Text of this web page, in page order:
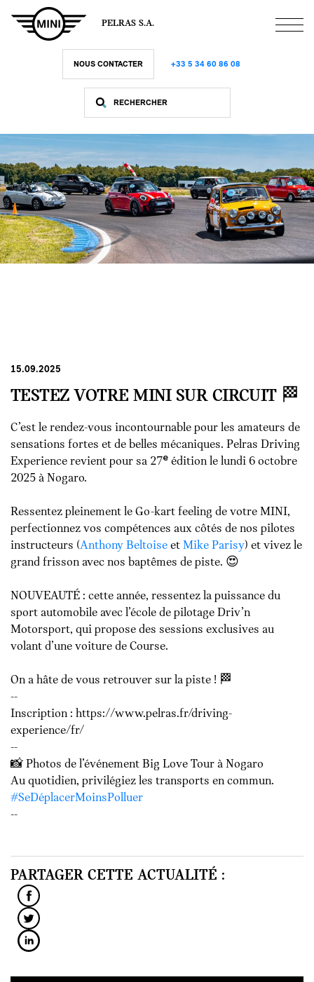
contenu
PELRAS S.A.
NOUS CONTACTER +33 5 34 60 86 08
15.09.2025
TESTEZ VOTRE MINI SUR CIRCUIT 🏁
C’est le rendez-vous incontournable pour les amateurs de
sensations fortes et de belles mécaniques. Pelras Driving
Experience revient pour sa 27ᵉ édition le lundi 6 octobre
2025 à Nogaro.
Ressentez pleinement le Go-kart feeling de votre MINI,
perfectionnez vos compétences aux côtés de nos pilotes
instructeurs (Anthony Beltoise et Mike Parisy) et vivez le
grand frisson avec nos baptêmes de piste. 😍
NOUVEAUTÉ : cette année, ressentez la puissance du
sport automobile avec l’école de pilotage Driv’n
Motorsport, qui propose des sessions exclusives au
volant d’une voiture de Course.
On a hâte de vous retrouver sur la piste ! 🏁
--
Inscription : https://www.pelras.fr/driving-
experience/fr/
--
📸 Photos de l’événement Big Love Tour à Nogaro
Au quotidien, privilégiez les transports en commun.
#SeDéplacerMoinsPolluer
--
PARTAGER CETTE ACTUALITÉ :